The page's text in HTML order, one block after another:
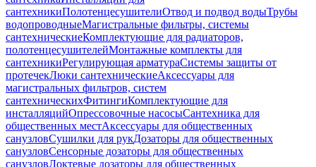
сантехникиПолотенцесушителиОтвод и подвод водыТрубы
водопроводныеМагистральные фильтры, системы
сантехническиеКомплектующие для радиаторов,
полотенцесушителейМонтажные комплекты для
сантехникиРегулирующая арматураСистемы защиты от
протечекЛюки сантехническиеАксессуары для
магистральных фильтров, систем
сантехническихФитингиКомплектующие для
инсталляцийОпрессовочные насосыСантехника для
общественных местАксессуары для общественных
санузловСушилки для рукДозаторы для общественных
санузловСенсорные дозаторы для общественных
санузловЛоктевые дозаторы для общественных